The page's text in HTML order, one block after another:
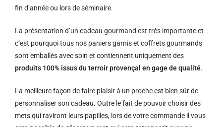
fin d’année ou lors de séminaire.
La présentation d’un cadeau gourmand est très importante et
c’est pourquoi tous nos paniers garnis et coffrets gourmands
sont emballés avec soin et contiennent uniquement des
produits 100% issus du terroir provençal en gage de qualité.
La meilleure façon de faire plaisir à un proche est bien sûr de
personnaliser son cadeau. Outre le fait de pouvoir choisir des
mets qui raviront leurs papilles, lors de votre commande il vous